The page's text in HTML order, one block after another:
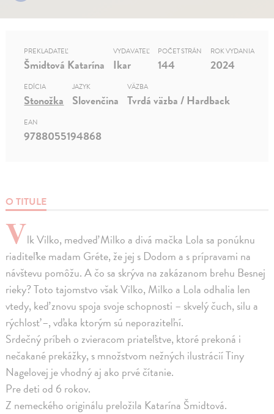
O TITULE
Vlk Vilko, medveď Milko a divá mačka Lola sa ponúknu
riaditeľke madam Gréte, že jej s Dodom a s prípravami na
návštevu pomôžu. A čo sa skrýva na zakázanom brehu Besnej
rieky? Toto tajomstvo však Vilko, Milko a Lola odhalia len
vtedy, keď znovu spoja svoje schopnosti – skvelý čuch, silu a
rýchlosť –, vďaka ktorým sú neporaziteľní.
Srdečný príbeh o zvieracom priateľstve, ktoré prekoná i
nečakané prekážky, s množstvom nežných ilustrácií Tiny
Nagelovej je vhodný aj ako prvé čítanie.
Pre deti od 6 rokov.
Z nemeckého originálu preložila Katarína Šmidtová.
PREKLADATEĽ
Šmidtová Katarína
VYDAVATEĽ
Ikar
POČET STRÁN
144
ROK VYDANIA
2024
EDÍCIA
Stonožka
JAZYK
Slovenčina
VÄZBA
Tvrdá väzba / Hardback
EAN
9788055194868